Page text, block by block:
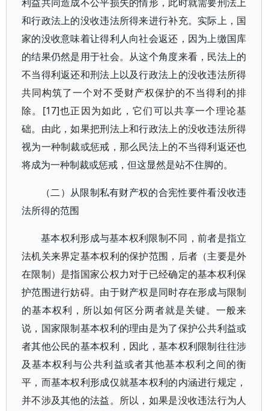
和行政法上的没收违法所得来进行补充。实际上，国
家的没收意味着让得利人向社会返还，因为上缴国库
的结果仍然是用于社会。从这个角度来看，民法上的
不当得利返还和刑法上以及行政法上的没收违法所得
共同构筑了一个对不受财产权保护的不当得利的排
除。[17]也正因为如此，它们可以共享一个理论基
础。由此，如果把刑法上和行政法上的没收违法所得
视为一种制裁或惩戒，那么民法上的不当得利返还也
将成为一种制裁或惩戒，但这显然是站不住脚的。
（二）从限制私有财产权的合宪性要件看没收违
法所得的范围
基本权利形成与基本权利限制不同，前者是指立
法机关来界定基本权利的保护范围，后者（主要是外
在限制）是指国家公权力对于已经确定的基本权利保
护范围进行妨碍。由于财产权是同时存在形成与限制
的基本权利，所以如何区分两者就是关键。一般来
说，国家限制基本权利的理由是为了保护公共利益或
者其他公民的基本权利，因此，基本权利限制往往涉
及基本权利与公共利益或者其他基本权利之间的衡
平，而基本权利形成仅就基本权利的内涵进行规定，
并不涉及其他的法益。所以，如果是没收违法行为人